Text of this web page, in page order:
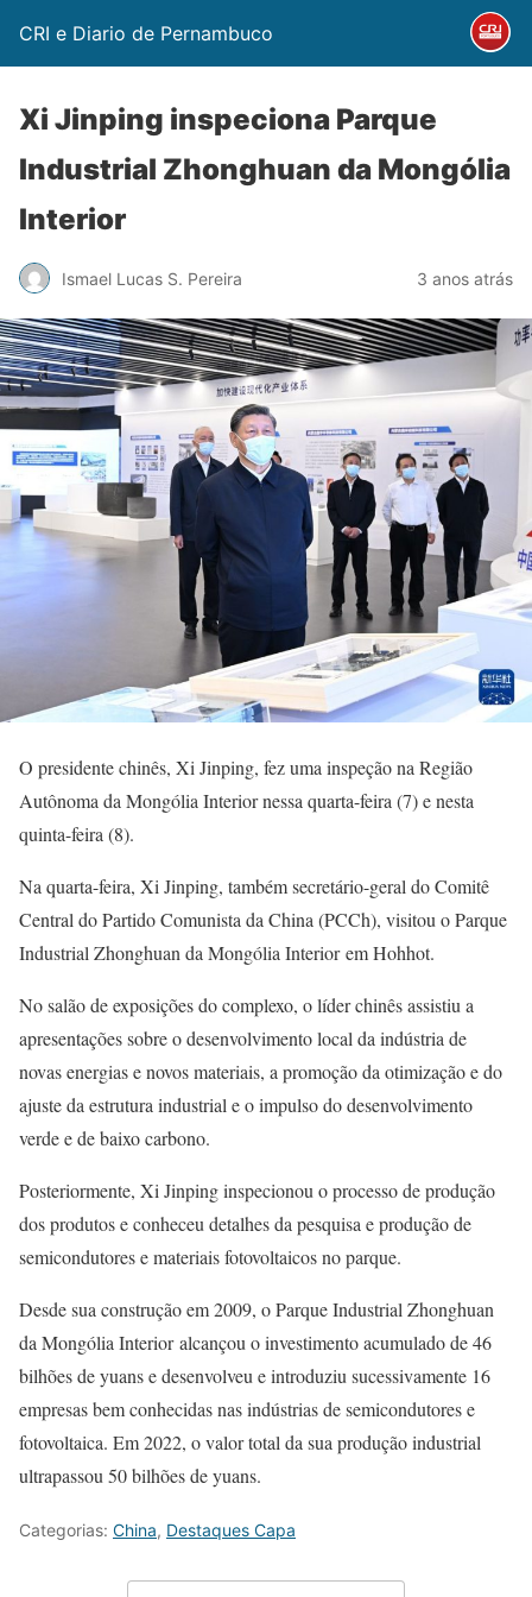
CRI e Diario de Pernambuco
Xi Jinping inspeciona Parque
Industrial Zhonghuan da Mongólia
Interior
Ismael Lucas S. Pereira 3 anos atrás
O presidente chinês, Xi Jinping, fez uma inspeção na Região
Autônoma da Mongólia Interior nessa quarta-feira (7) e nesta
quinta-feira (8).
Na quarta-feira, Xi Jinping, também secretário-geral do Comitê
Central do Partido Comunista da China (PCCh), visitou o Parque
Industrial Zhonghuan da Mongólia Interior em Hohhot.
No salão de exposições do complexo, o líder chinês assistiu a
apresentações sobre o desenvolvimento local da indústria de
novas energias e novos materiais, a promoção da otimização e do
ajuste da estrutura industrial e o impulso do desenvolvimento
verde e de baixo carbono.
Posteriormente, Xi Jinping inspecionou o processo de produção
dos produtos e conheceu detalhes da pesquisa e produção de
semicondutores e materiais fotovoltaicos no parque.
Desde sua construção em 2009, o Parque Industrial Zhonghuan
da Mongólia Interior alcançou o investimento acumulado de 46
bilhões de yuans e desenvolveu e introduziu sucessivamente 16
empresas bem conhecidas nas indústrias de semicondutores e
fotovoltaica. Em 2022, o valor total da sua produção industrial
ultrapassou 50 bilhões de yuans.
Categorias: China, Destaques Capa